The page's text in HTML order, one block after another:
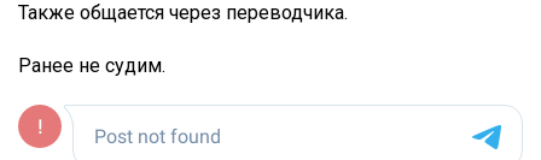
Также общается через переводчика.
Ранее не судим.